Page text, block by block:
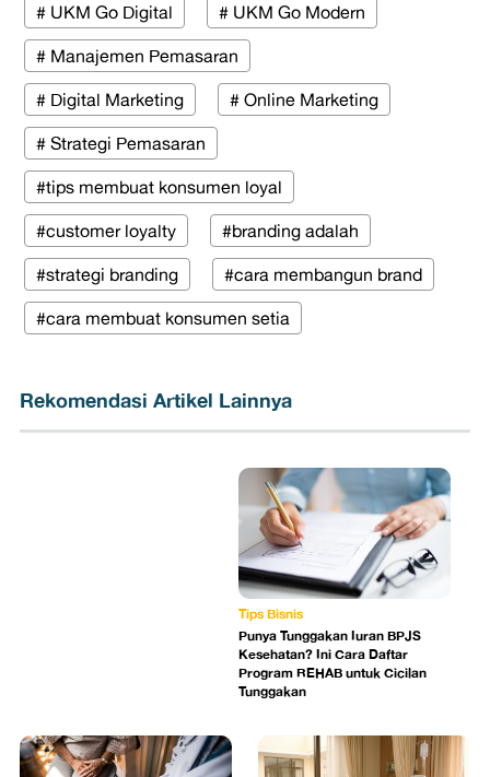
# UKM Go Digital # UKM Go Modern
# Manajemen Pemasaran
# Digital Marketing # Online Marketing
# Strategi Pemasaran
#tips membuat konsumen loyal
#customer loyalty #branding adalah
#strategi branding #cara membangun brand
#cara membuat konsumen setia
Rekomendasi Artikel Lainnya
Tips Bisnis
Punya Tunggakan Iuran BPJS
Kesehatan? Ini Cara Daftar
Program REHAB untuk Cicilan
Tunggakan